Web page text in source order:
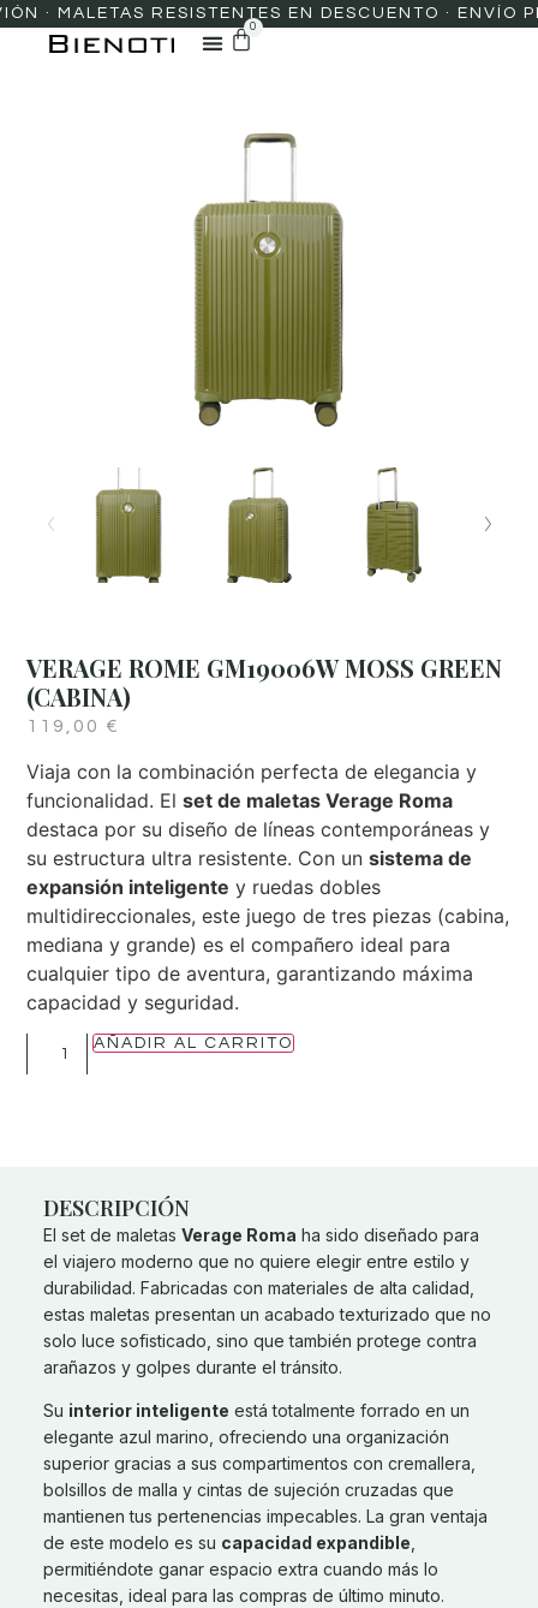
RESISTENTES EN DESCUENTO · ENVÍO
0
VERAGE ROME GM19006W MOSS GREEN
(CABINA)
119,00 €
Viaja con la combinación perfecta de elegancia y
funcionalidad. Elset de maletas Verage Roma
destaca por su diseño de líneas contemporáneas y
su estructura ultra resistente. Con unsistema de
expansión inteligente y ruedas dobles
multidireccionales, este juego de tres piezas (cabina,
mediana y grande) es el compañero ideal para
cualquier tipo de aventura, garantizando máxima
capacidad y seguridad.
AÑADIR AL CARRITO
DESCRIPCIÓN
El set de maletas Verage Roma ha sido diseñado para
el viajero moderno que no quiere elegir entre estilo y
durabilidad. Fabricadas con materiales de alta calidad,
estas maletas presentan un acabado texturizado que no
solo luce sofisticado, sino que también protege contra
arañazos y golpes durante el tránsito.
Su interior inteligente está totalmente forrado en un
elegante azul marino, ofreciendo una organización
superior gracias a sus compartimentos con cremallera,
bolsillos de malla y cintas de sujeción cruzadas que
mantienen tus pertenencias impecables. La gran ventaja
de este modelo es su capacidad expandible
permitiéndote ganar espacio extra cuando más lo
necesitas, ideal para las compras de último minuto.